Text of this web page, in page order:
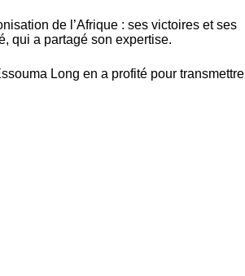
de l’Afrique : ses victoires et ses
qui a partagé son expertise.
Long en a profité pour transmettre